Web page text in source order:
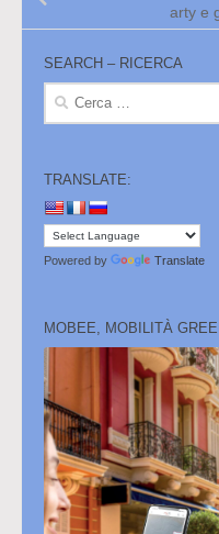
arty e
SEARCH – RICERCA
Ricerca
TRANSLATE:
Powered by Translate
MOBEE, MOBILITÀ